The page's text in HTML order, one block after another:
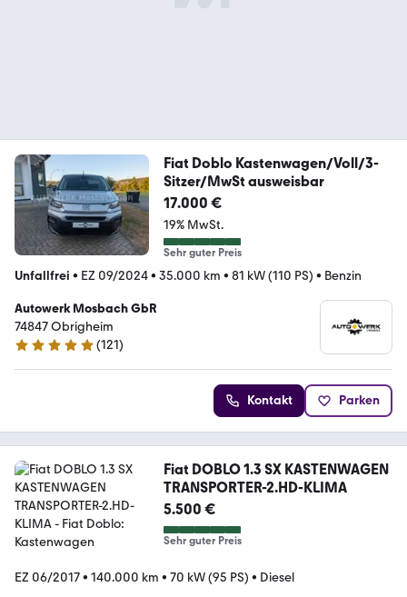
Fiat Doblo Kastenwagen/Voll/3-
Sitzer/MwSt ausweisbar
17.000 €
19% MwSt.
Sehr guter Preis
Unfallfrei • EZ 09/2024• 35.000 km • 81 kW (110 PS) • Benzin
Autowerk Mosbach GbR
74847 Obrigheim
5 Sterne
(121)
Kontakt Parken
Fiat DOBLO 1.3 SX KASTENWAGEN
TRANSPORTER-2.HD-KLIMA
5.500 €
Sehr guter Preis
EZ 06/2017• 140.000 km • 70 kW (95 PS) • Diesel